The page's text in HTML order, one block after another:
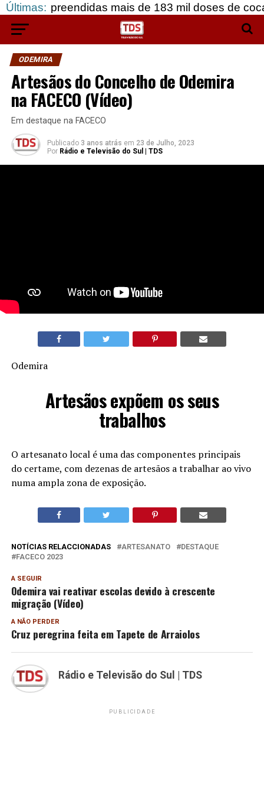
Últimas:mais de 183 mil doses de cocaína, em
ODEMIRA
Artesãos do Concelho de Odemira
na FACECO (Vídeo)
Em destaque na FACECO
Publicado 3 anos atrás em 23 de Julho, 2023
Por Rádio e Televisão do Sul | TDS
Odemira
Artesãos expõem os seus
trabalhos
O artesanato local é uma das componentes principais
do certame, com dezenas de artesãos a trabalhar ao vivo
numa ampla zona de exposição.
NOTÍCIAS RELACCIONADAS ARTESANATO
DESTAQUE
FACECO 2023
A SEGUIR
Odemira vai reativar escolas devido à crescente
migração (Vídeo)
A NÃO PERDER
Cruz peregrina feita em Tapete de Arraiolos
Rádio e Televisão do Sul | TDS
PUBLICIDADE